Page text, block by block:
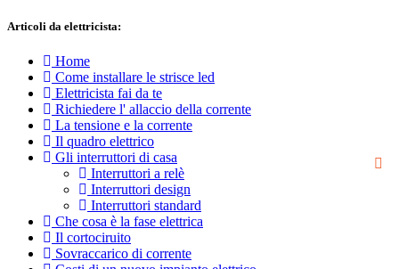
Articoli da elettricista:
Home
Come installare le strisce led
Elettricista fai da te
Richiedere l' allaccio della corrente
La tensione e la corrente
Il quadro elettrico
Gli interruttori di casa
Interruttori a relè
Interruttori design
Interruttori standard
Che cosa è la fase elettrica
Il cortociruito
Sovraccarico di corrente